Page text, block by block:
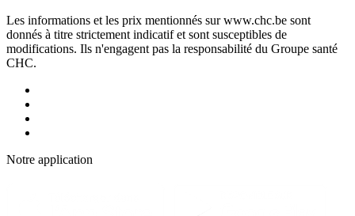
Les informations et les prix mentionnés sur www.chc.be sont
donnés à titre strictement indicatif et sont susceptibles de
modifications. Ils n'engagent pas la responsabilité du Groupe santé
CHC.
Notre application